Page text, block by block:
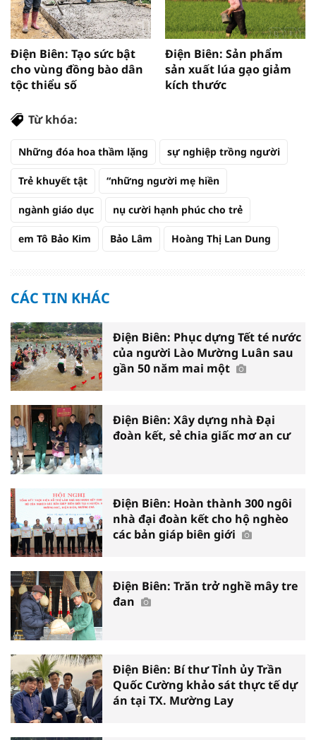
Điện Biên: Tạo sức bật
cho vùng đồng bào dân
tộc thiểu số
Điện Biên: Sản phẩm
sản xuất lúa gạo giảm
kích thước
Từ khóa:
Những đóa hoa thầm lặng sự nghiệp trồng người
Trẻ khuyết tật “những người mẹ hiền
ngành giáo dục nụ cười hạnh phúc cho trẻ
em Tô Bảo Kim Bảo Lâm Hoàng Thị Lan Dung
CÁC TIN KHÁC
Điện Biên: Phục dựng Tết té nước
của người Lào Mường Luân sau
gần 50 năm mai một
Điện Biên: Xây dựng nhà Đại
đoàn kết, sẻ chia giấc mơ an cư
Điện Biên: Hoàn thành 300 ngôi
nhà đại đoàn kết cho hộ nghèo
các bản giáp biên giới
Điện Biên: Trăn trở nghề mây tre
đan
Điện Biên: Bí thư Tỉnh ủy Trần
Quốc Cường khảo sát thực tế dự
án tại TX. Mường Lay